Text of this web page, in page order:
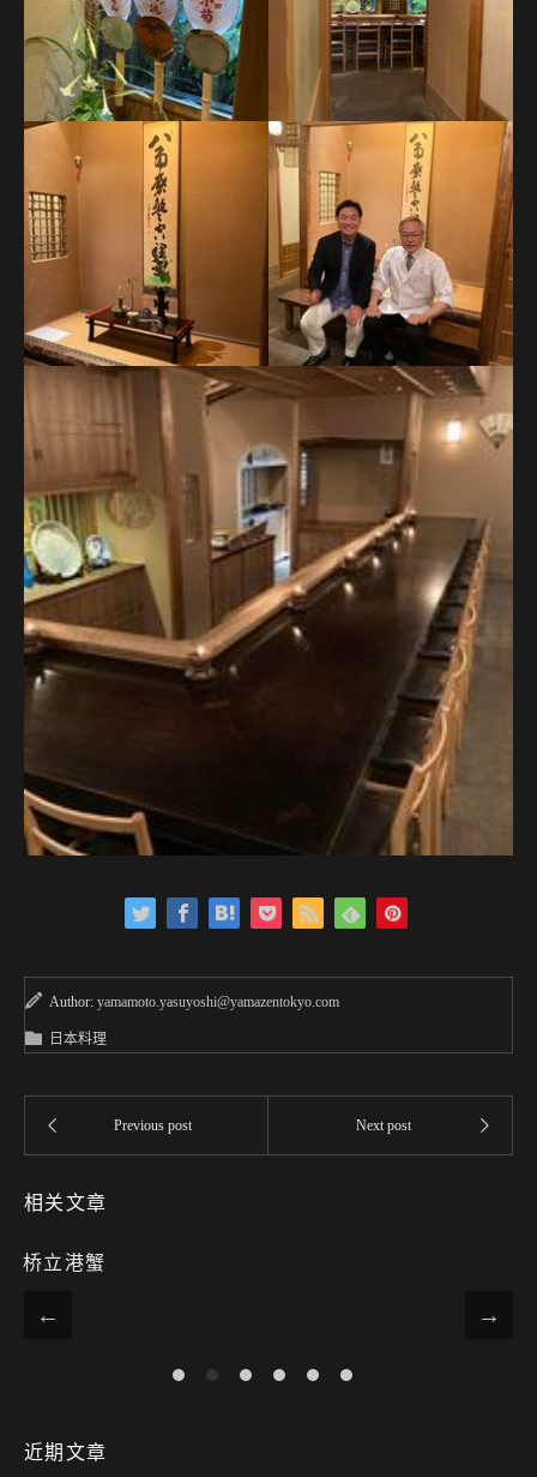
Author: yamamoto.yasuyoshi@yamazentokyo.com
日本料理
相关文章
桥立港蟹
近期文章